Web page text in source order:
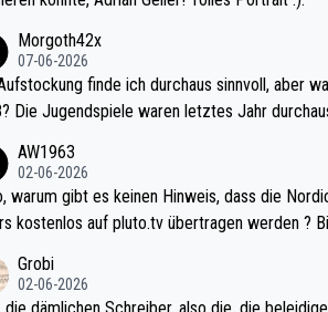
Morgoth42x
07-06-2026
finde ich durchaus sinnvoll, aber
sehr kur
Somit ändert die automatische Qualifikation
nichts. Ich denke sie wollen damit für nächste
wenig WDF Turniere spielen. Dies war bei
Jahr der Fall. Er musste als amtierender
AW1963
02-06-2026
M
kostenlos auf pluto.tv übertragen werden ?
Grobi
02-06-2026